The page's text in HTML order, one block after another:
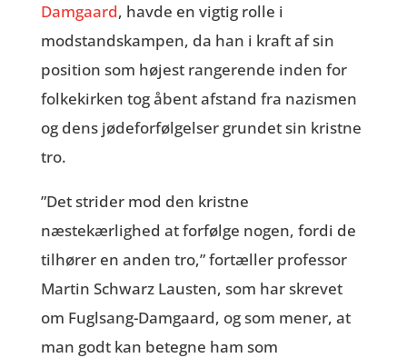
Damgaard, havde en vigtig rolle i
modstandskampen, da han i kraft af sin
position som højest rangerende inden for
folkekirken tog åbent afstand fra nazismen
og dens jødeforfølgelser grundet sin kristne
tro.
”Det strider mod den kristne
næstekærlighed at forfølge nogen, fordi de
tilhører en anden tro,” fortæller professor
Martin Schwarz Lausten, som har skrevet
om Fuglsang-Damgaard, og som mener, at
man godt kan betegne ham som